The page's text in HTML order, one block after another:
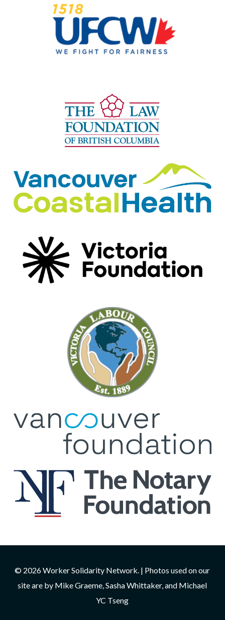
© 2026 Worker Solidarity Network. | Photos used on our
site are by Mike Graeme, Sasha Whittaker, and Michael
YC Tseng